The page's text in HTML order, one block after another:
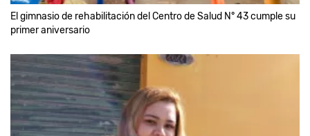
El gimnasio de rehabilitación del Centro de Salud N° 43 cumple su
primer aniversario